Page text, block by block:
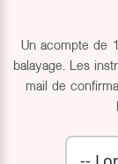
Un acompte de
balayage. Les
mail de